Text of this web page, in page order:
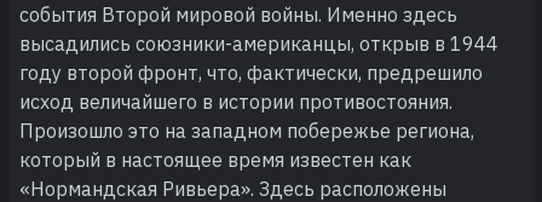
события Второй мировой войны. Именно здесь
высадились союзники-американцы, открыв в 1944
году второй фронт, что, фактически, предрешило
исход величайшего в истории противостояния.
Произошло это на западном побережье региона,
который в настоящее время известен как
«Нормандская Ривьера». Здесь расположены